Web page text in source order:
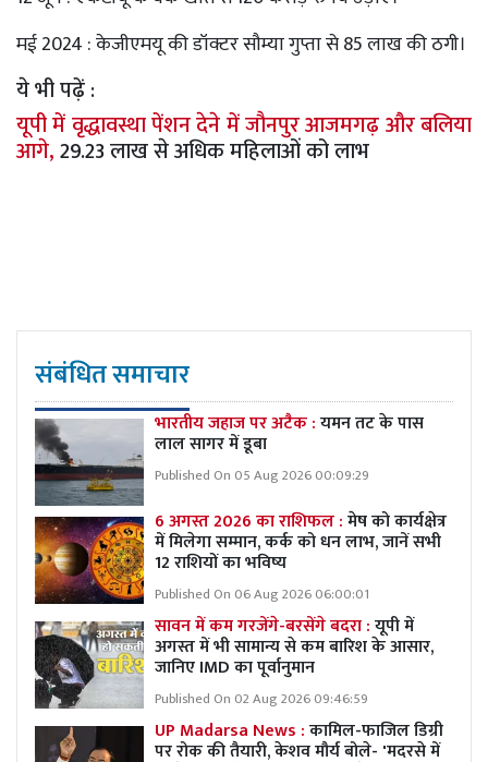
मई 2024 : केजीएमयू की डॉक्टर सौम्या गुप्ता से 85 लाख की ठगी।
ये भी पढ़ें :
यूपी में वृद्धावस्था पेंशन देने में जौनपुर आजमगढ़ और बलिया
आगे,29.23 लाख से अधिक महिलाओं को लाभ
संबंधित समाचार
भारतीय जहाज पर अटैक :यमन तट के पास
लाल सागर में डूबा
Published On 05 Aug 2026 00:09:29
6 अगस्त 2026 का राशिफल :मेष को कार्यक्षेत्र
में मिलेगा सम्मान, कर्क को धन लाभ, जानें सभी
12 राशियों का भविष्य
Published On 06 Aug 2026 06:00:01
सावन में कम गरजेंगे-बरसेंगे बदरा :यूपी में
अगस्त में भी सामान्य से कम बारिश के आसार,
जानिए IMD का पूर्वानुमान
Published On 02 Aug 2026 09:46:59
UP Madarsa News :कामिल-फाजिल डिग्री
पर रोक की तैयारी, केशव मौर्य बोले- 'मदरसे में